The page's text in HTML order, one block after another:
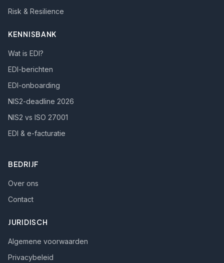
Risk & Resilience
KENNISBANK
Wat is EDI?
EDI-berichten
EDI-onboarding
NIS2-deadline 2026
NIS2 vs ISO 27001
EDI & e-facturatie
BEDRIJF
Over ons
Contact
JURIDISCH
Algemene voorwaarden
Privacybeleid